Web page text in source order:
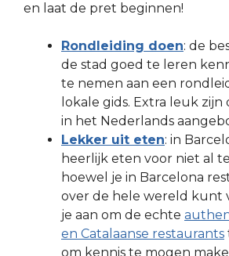
en laat de pret beginnen!
Rondleiding doen: de
de stad goed te leren
te nemen aan een
lokale gids. Extra leuk zijn
in het Nederlands
Lekker uit eten: in
heerlijk eten voor niet al
hoewel je in Barcelona
over de hele wereld kunt
je aan om de echte
en Catalaanse restaurants
om kennis te mogen